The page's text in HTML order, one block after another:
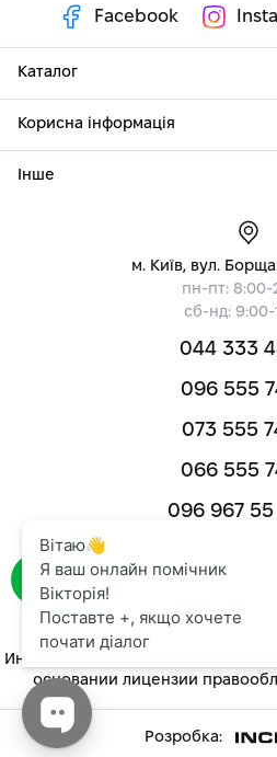
Facebook
Каталог
Корисна інформація
Інше
м. Київ, вул.
пн-пт: 8:00-
сб-нд: 9:00-
044 333
096 555
073 555
066 555
096 967 55
Зворотний
Интернет-магазин «ЯБЛУКОМ™»
основании лицензии
Розробка: